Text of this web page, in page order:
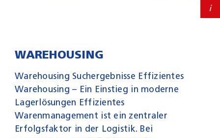
i
WAREHOUSING
Warehousing Suchergebnisse Effizientes
Warehousing – Ein Einstieg in moderne
Lager­lösungen Effizientes
Warenmanagement ist ein zentraler
Erfolgsfaktor in der Logistik. Bei